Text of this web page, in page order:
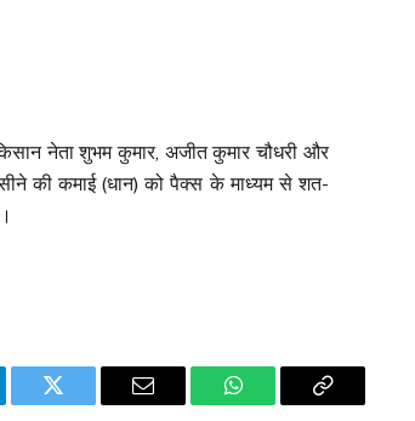
नेता शुभम कुमार, अजीत कुमार चौधरी और
की कमाई (धान) को पैक्स के माध्यम से शत-
Twitter Email WhatsAppCopy